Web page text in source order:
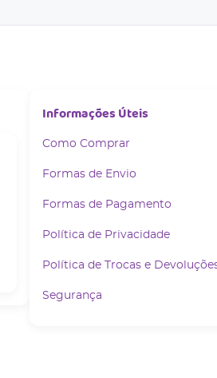
Informações Úteis
Como Comprar
Formas de Envio
Formas de Pagamento
Política de Privacidade
Política de Trocas e
Segurança